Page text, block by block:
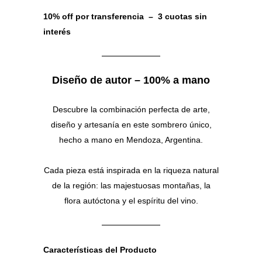
10% off por transferencia – 3 cuotas sin
interés
Diseño de autor – 100% a mano
Descubre la combinación perfecta de arte,
diseño y artesanía en este sombrero único,
hecho a mano en Mendoza, Argentina.
Cada pieza está inspirada en la riqueza natural
de la región: las majestuosas montañas, la
flora autóctona y el espíritu del vino.
Características del Producto